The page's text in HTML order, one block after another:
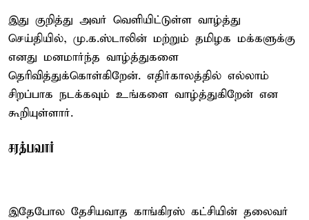
இது குறித்து அவர் வெளியிட்டுள்ள வாழ்த்து
செய்தியில், மு.க.ஸ்டாலின் மற்றும் தமிழக மக்களுக்கு
எனது மனமார்ந்த வாழ்த்துகளை
தெரிவித்துக்கொள்கிறேன். எதிர்காலத்தில் எல்லாம்
சிறப்பாக நடக்கவும் உங்களை வாழ்த்துகிறேன் என
கூறியுள்ளார்.
சரத்பவார்
இதேபோல தேசியவாத காங்கிரஸ் கட்சியின் தலைவர்